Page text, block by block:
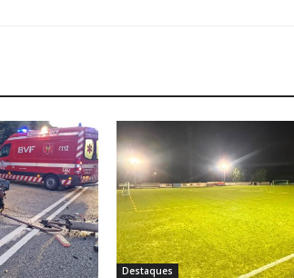
Destaques